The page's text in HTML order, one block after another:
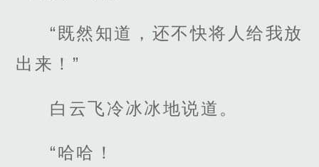
“既然知道，还不快将人给我放
出来！”
白云飞冷冰冰地说道。
“哈哈！